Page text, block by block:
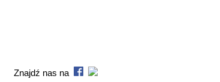
Znajdź nas na